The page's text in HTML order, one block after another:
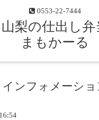
0553-22-7444
山梨の仕出し弁
まもかーる
インフォメーショ